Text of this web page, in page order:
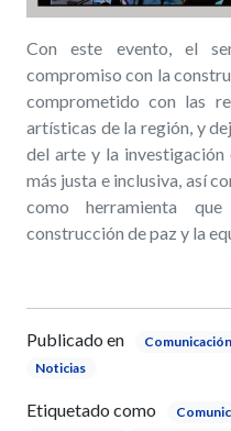
Con este evento, el
compromiso con la
comprometido con las
artísticas de la región, y
del arte y la investigación
más justa e inclusiva, así
como herramienta
construcción de paz y la
Publicado en
Noticias
Etiquetado como